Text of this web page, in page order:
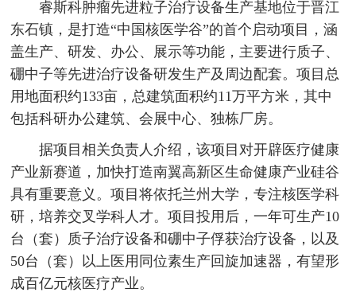
睿斯科肿瘤先进粒子治疗设备生产基地位于晋江
东石镇，是打造“中国核医学谷”的首个启动项目，涵
盖生产、研发、办公、展示等功能，主要进行质子、
硼中子等先进治疗设备研发生产及周边配套。项目总
用地面积约133亩，总建筑面积约11万平方米，其中
包括科研办公建筑、会展中心、独栋厂房。
据项目相关负责人介绍，该项目对开辟医疗健康
产业新赛道，加快打造南翼高新区生命健康产业硅谷
具有重要意义。项目将依托兰州大学，专注核医学科
研，培养交叉学科人才。项目投用后，一年可生产10
台（套）质子治疗设备和硼中子俘获治疗设备，以及
50台（套）以上医用同位素生产回旋加速器，有望形
成百亿元核医疗产业。